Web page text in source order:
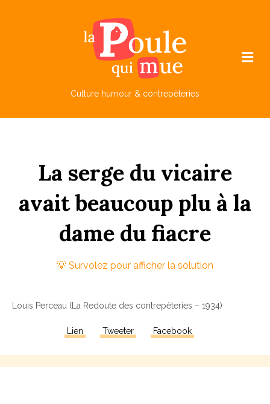
Culture humour & contrepèteries
M
e
La serge du vicaire
avaitbeaucoup plu à la
dame du fiacre
Louis Perceau (La Redoute des contrepèteries – 1934)
Lien Tweeter Facebook